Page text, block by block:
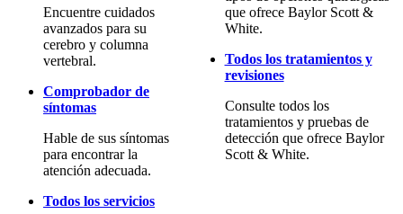
Encuentre cuidados
avanzados para su
cerebro y columna
vertebral.
Comprobador de
síntomas
Hable de sus síntomas
para encontrar la
atención adecuada.
Todos los servicios
que ofrece Baylor Scott &
White.
Todos los tratamientos y
revisiones
Consulte todos los
tratamientos y pruebas de
detección que ofrece Baylor
Scott & White.